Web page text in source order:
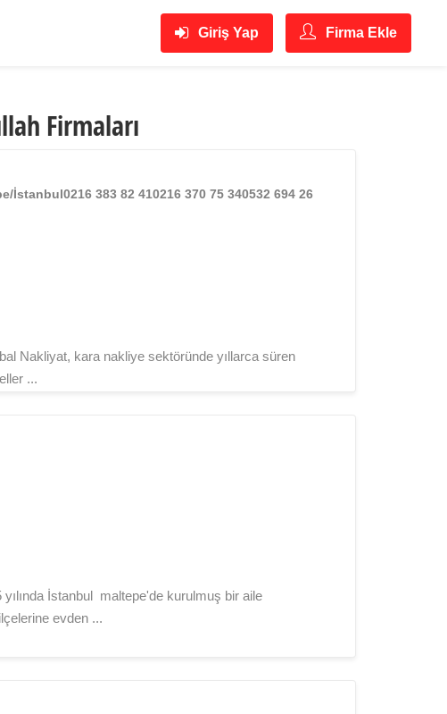
Giriş Yap Firma Ekle
Firmaları
İstanbul0216 383 82 410216 370 75 340532 694 26
Nakliyat, kara nakliye sektöründe yıllarca süren
...
İstanbul maltepe'de kurulmuş bir aile
evden ...